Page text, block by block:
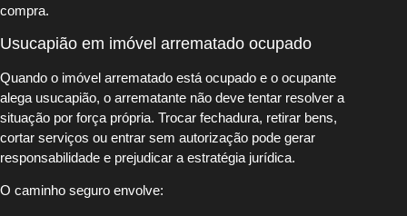
compra.
Usucapião em imóvel arrematado ocupado
Quando o imóvel arrematado está ocupado e o ocupante
alega usucapião, o arrematante não deve tentar resolver a
situação por força própria. Trocar fechadura, retirar bens,
cortar serviços ou entrar sem autorização pode gerar
responsabilidade e prejudicar a estratégia jurídica.
O caminho seguro envolve: